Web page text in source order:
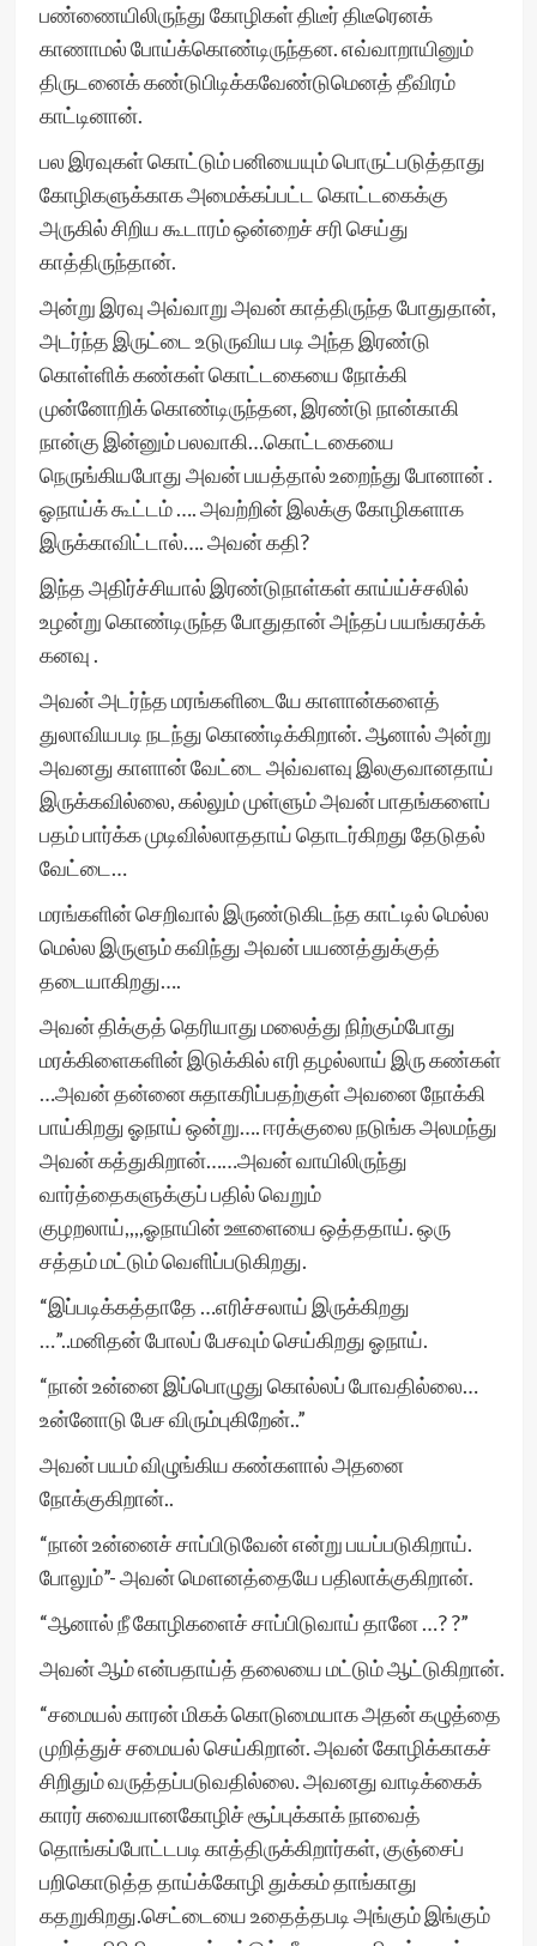
பண்ணையிலிருந்து கோழிகள் திடீர் திடீரெனக்
காணாமல் போய்க்கொண்டிருந்தன. எவ்வாறாயினும்
திருடனைக் கண்டுபிடிக்கவேண்டுமெனத் தீவிரம்
காட்டினான்.
பல இரவுகள் கொட்டும் பனியையும் பொருட்படுத்தாது
கோழிகளுக்காக அமைக்கப்பட்ட கொட்டகைக்கு
அருகில் சிறிய கூடாரம் ஒன்றைச் சரி செய்து
காத்திருந்தான்.
அன்று இரவு அவ்வாறு அவன் காத்திருந்த போதுதான்,
அடர்ந்த இருட்டை உடுருவிய படி அந்த இரண்டு
கொள்ளிக் கண்கள் கொட்டகையை நோக்கி
முன்னோறிக் கொண்டிருந்தன, இரண்டு நான்காகி
நான்கு இன்னும் பலவாகி…கொட்டகையை
நெருங்கியபோது அவன் பயத்தால் உறைந்து போனான் .
ஓநாய்க் கூட்டம் …. அவற்றின் இலக்கு கோழிகளாக
இருக்காவிட்டால்…. அவன் கதி?
இந்த அதிர்ச்சியால் இரண்டுநாள்கள் காய்ய்ச்சலில்
உழன்று கொண்டிருந்த போதுதான் அந்தப் பயங்கரக்க்
கனவு .
அவன் அடர்ந்த மரங்களிடையே காளான்களைத்
துலாவியபடி நடந்து கொண்டிக்கிறான். ஆனால் அன்று
அவனது காளான் வேட்டை அவ்வளவு இலகுவானதாய்
இருக்கவில்லை, கல்லும் முள்ளும் அவன் பாதங்களைப்
பதம் பார்க்க முடிவில்லாததாய் தொடர்கிறது தேடுதல்
வேட்டை…
மரங்களின் செறிவால் இருண்டுகிடந்த காட்டில் மெல்ல
மெல்ல இருளும் கவிந்து அவன் பயணத்துக்குத்
தடையாகிறது….
அவன் திக்குத் தெரியாது மலைத்து நிற்கும்போது
மரக்கிளைகளின் இடுக்கில் எரி தழல்லாய் இரு கண்கள்
…அவன் தன்னை சுதாகரிப்பதற்குள் அவனை நோக்கி
பாய்கிறது ஓநாய் ஒன்று…. ஈரக்குலை நடுங்க அலமந்து
அவன் கத்துகிறான்……அவன் வாயிலிருந்து
வார்த்தைகளுக்குப் பதில் வெறும்
குழறலாய்,,,,ஓநாயின் ஊளையை ஒத்ததாய். ஒரு
சத்தம் மட்டும் வெளிப்படுகிறது.
“இப்படிக்கத்தாதே …எரிச்சலாய் இருக்கிறது
…”..மனிதன் போலப் பேசவும் செய்கிறது ஓநாய்.
“நான் உன்னை இப்பொழுது கொல்லப் போவதில்லை…
உன்னோடு பேச விரும்புகிறேன்..”
அவன் பயம் விழுங்கிய கண்களால் அதனை
நோக்குகிறான்..
“நான் உன்னைச் சாப்பிடுவேன் என்று பயப்படுகிறாய்.
போலும்”- அவன் மௌனத்தையே பதிலாக்குகிறான்.
“ஆனால் நீ கோழிகளைச் சாப்பிடுவாய் தானே …? ?”
அவன் ஆம் என்பதாய்த் தலையை மட்டும் ஆட்டுகிறான்.
“சமையல் காரன் மிகக் கொடுமையாக அதன் கழுத்தை
முறித்துச் சமையல் செய்கிறான். அவன் கோழிக்காகச்
சிறிதும் வருத்தப்படுவதில்லை. அவனது வாடிக்கைக்
காரர் சுவையானகோழிச் சூப்புக்காக் நாவைத்
தொங்கப்போட்டபடி காத்திருக்கிறார்கள், குஞ்சைப்
பறிகொடுத்த தாய்க்கோழி துக்கம் தாங்காது
கதறுகிறது.செட்டையை உதைத்தபடி அங்கும் இங்கும்